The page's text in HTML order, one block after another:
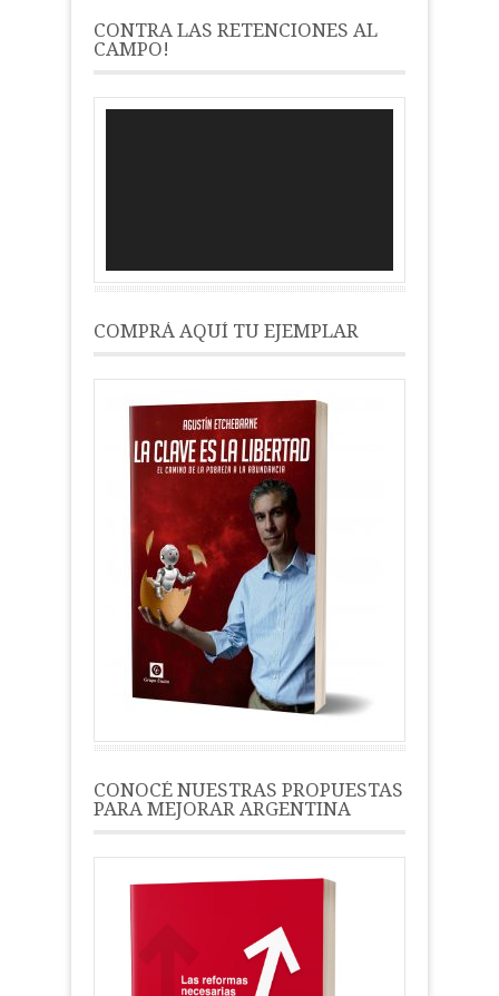
CONTRA LAS RETENCIONES AL
CAMPO!
COMPRÁ AQUÍ TU EJEMPLAR
CONOCÉ NUESTRAS PROPUESTAS
PARA MEJORAR ARGENTINA